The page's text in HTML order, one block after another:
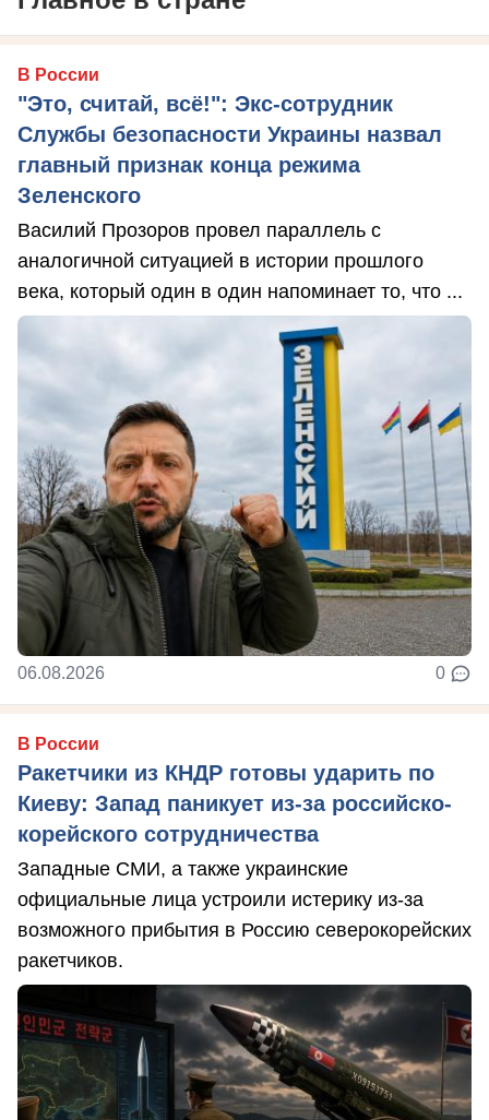
В России
"Это, считай, всё!": Экс-сотрудник
Службы безопасности Украины назвал
главный признак конца режима
Зеленского
Василий Прозоров провел параллель с
аналогичной ситуацией в истории прошлого
века, который один в один напоминает то, что ...
06.08.2026 0
В России
Ракетчики из КНДР готовы ударить по
Киеву: Запад паникует из-за российско-
корейского сотрудничества
Западные СМИ, а также украинские
официальные лица устроили истерику из-за
возможного прибытия в Россию северокорейских
ракетчиков.